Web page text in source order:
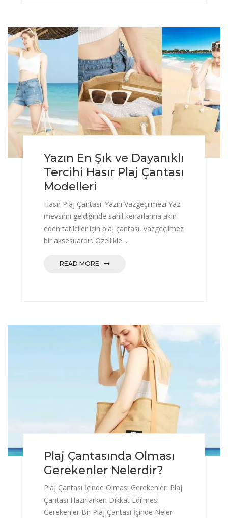
Yazın En Şık ve Dayanıklı
Tercihi Hasır Plaj Çantası
Modelleri
Hasır Plaj Çantası: Yazın Vazgeçilmezi Yaz
mevsimi geldiğinde sahil kenarlarına akın
eden tatilciler için plaj çantası, vazgeçilmez
bir aksesuardır. Özellikle ...
READ MORE
Plaj Çantasında Olması
Gerekenler Nelerdir?
Plaj Çantası İçinde Olması Gerekenler: Plaj
Çantası Hazırlarken Dikkat Edilmesi
Gerekenler Bir Plaj Çantası İçinde Neler